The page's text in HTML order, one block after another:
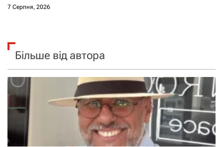
7 Серпня, 2026
Більше від автора